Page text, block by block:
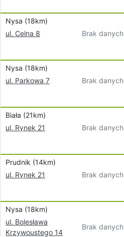
Nysa (18km)
ul. Celna 8
Brak danych
Nysa (18km)
ul. Parkowa 7
Brak danych
Biała (21km)
ul. Rynek 21
Brak danych
Prudnik (14km)
ul. Rynek 21
Brak danych
Nysa (18km)
ul. Bolesława
Krzywoustego 14
Brak danych